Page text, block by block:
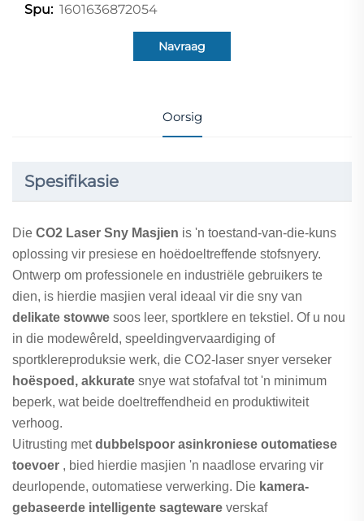
Spu: 1601636872054
Navraag
Oorsig
Spesifikasie
Die CO2 Laser Sny Masjien is 'n toestand-van-die-kuns
oplossing vir presiese en hoëdoeltreffende stofsnyery.
Ontwerp om professionele en industriële gebruikers te
dien, is hierdie masjien veral ideaal vir die sny van
delikate stowwe soos leer, sportklere en tekstiel. Of u nou
in die modewêreld, speeldingvervaardiging of
sportklereproduksie werk, die CO2-laser snyer verseker
hoëspoed, akkurate snye wat stofafval tot 'n minimum
beperk, wat beide doeltreffendheid en produktiwiteit
verhoog.
Uitrusting metdubbelspoor asinkroniese outomatiese
toevoer , bied hierdie masjien 'n naadlose ervaring vir
deurlopende, outomatiese verwerking. Die kamera-
gebaseerde intelligente sagteware verskaf